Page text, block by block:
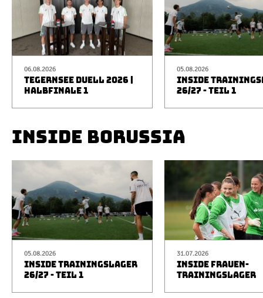
06.08.2026
TEGERNSEE DUELL 2026 |
HALBFINALE 1
05.08.2026
INSIDE
26/27 - TEIL 1
INSIDE BORUSSIA
05.08.2026
INSIDE TRAININGSLAGER
26/27 - TEIL 1
31.07.2026
INSIDE FRAUEN-
TRAININGSLAGER